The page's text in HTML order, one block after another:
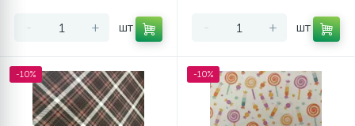
- + шт - + шт
-10% -10%